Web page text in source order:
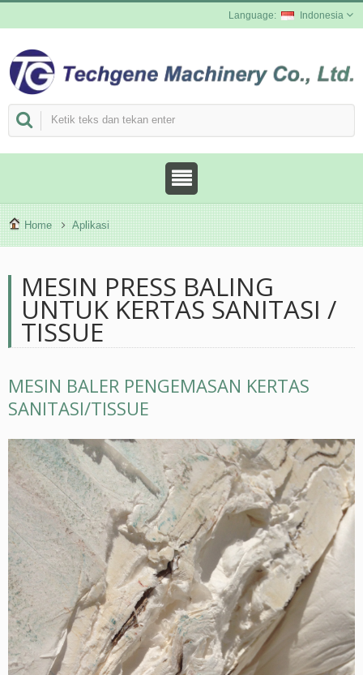
Indonesia
Home Aplikasi
MESIN PRESS BALING
UNTUK KERTAS SANITASI /
TISSUE
MESIN BALER PENGEMASAN KERTAS
SANITASI/TISSUE